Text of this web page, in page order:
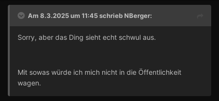
Am 8.3.2025 um 11:45 schriebNBerger:
Sorry, aber das Ding sieht echt schwul aus.
Mit sowas würde ich mich nicht in die Öffentlichkeit
wagen.